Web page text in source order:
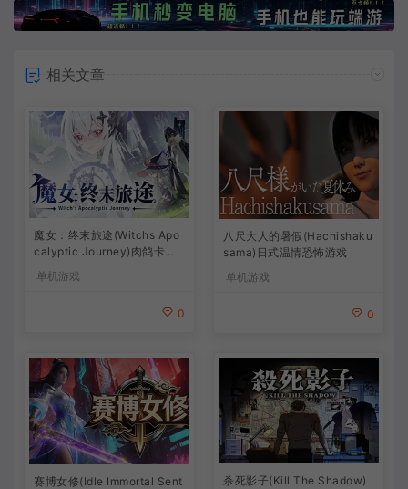
相关文章
魔女：终末旅途(Witchs Apo
calyptic Journey)肉鸽卡牌
策略游戏
单机游戏
0
八尺大人的暑假(Hachishaku
sama)日式温情恐怖游戏
单机游戏
0
赛博女修(Idle Immortal Sent
杀死影子(Kill The Shadow)